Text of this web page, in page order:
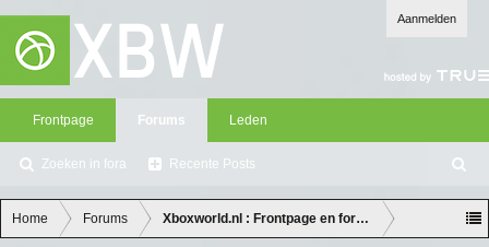
Aanmelden
Frontpage Forums
Zoeken in fora Recente Posts
Leden
oe
ke
n
Home Forums Xboxworld.nl : Frontpage en forum discussie